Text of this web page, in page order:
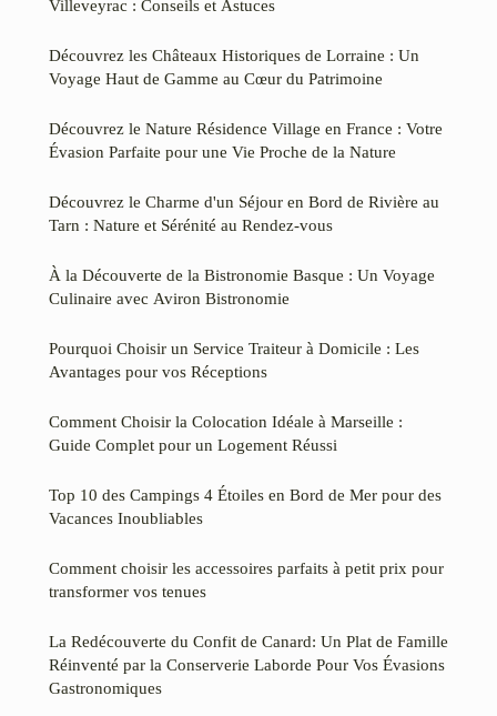
Villeveyrac : Conseils et Astuces
Découvrez les Châteaux Historiques de Lorraine : Un
Voyage Haut de Gamme au Cœur du Patrimoine
Découvrez le Nature Résidence Village en France : Votre
Évasion Parfaite pour une Vie Proche de la Nature
Découvrez le Charme d'un Séjour en Bord de Rivière au
Tarn : Nature et Sérénité au Rendez-vous
À la Découverte de la Bistronomie Basque : Un Voyage
Culinaire avec Aviron Bistronomie
Pourquoi Choisir un Service Traiteur à Domicile : Les
Avantages pour vos Réceptions
Comment Choisir la Colocation Idéale à Marseille :
Guide Complet pour un Logement Réussi
Top 10 des Campings 4 Étoiles en Bord de Mer pour des
Vacances Inoubliables
Comment choisir les accessoires parfaits à petit prix pour
transformer vos tenues
La Redécouverte du Confit de Canard: Un Plat de Famille
Réinventé par la Conserverie Laborde Pour Vos Évasions
Gastronomiques